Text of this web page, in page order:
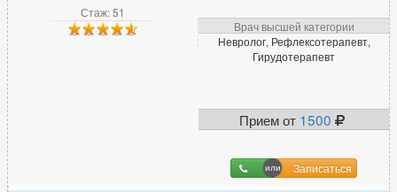
Стаж: 51
Врач высшей категории
Невролог, Рефлексотерапевт,
Гирудотерапевт
Прием от 1500
Записаться